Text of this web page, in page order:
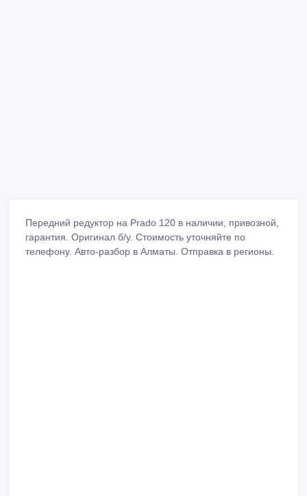
Передний редуктор на Prado 120 в наличии, привозной,
гарантия. Оригинал б/у. Стоимость уточняйте по
телефону. Авто-разбор в Алматы. Отправка в регионы.